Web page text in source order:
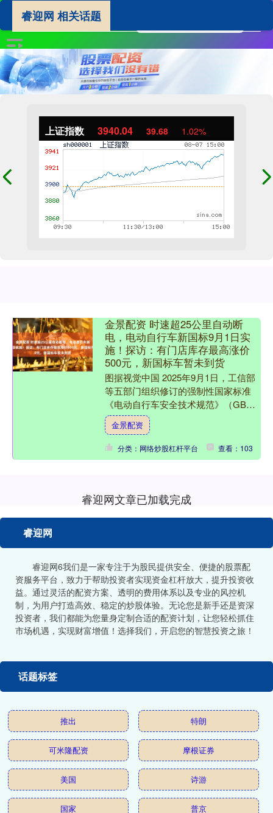
上证指数 3940.04 39.68 1.02%
睿迎网 相关话题
金景配资 时速超25公里自动断
电，电动自行车新国标9月1日实
施！探访：有门店库存最高涨价
500元，新国标车暂未到货
图据视觉中国 2025年9月1日，工信部
等五部门组织修订的强制性国家标准
《电动自行车安全技术规范》（GB
17761—2024）将正式实施。 红星新闻
注意到，新....
金景配资
分类：网络炒股杠杆平台 查看：103
睿迎网文章已加载完成
睿迎网
睿迎网6我们是一家专注于为股民提供安全、便捷的股票配
资服务平台，致力于帮助投资者实现资金杠杆放大，提升投资收
益。通过灵活的配资方案、透明的费用体系以及专业的风控机
制，为用户打造高效、稳定的炒股体验。无论您是新手还是资深
投资者，我们都能为您量身定制合适的配资计划，让您轻松抓住
市场机遇，实现财富增值！选择我们，开启您的智慧投资之旅！
话题标签
推出 特朗
可米隆配资 摩根证券
美国 诗游
国家 普京